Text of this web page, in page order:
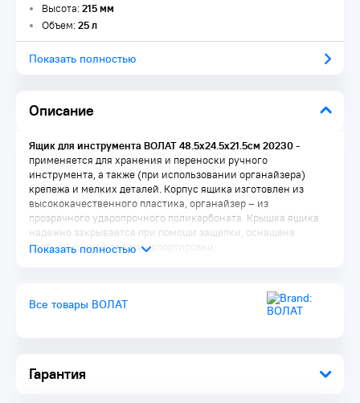
Описание
Гарантия
Высота:215 мм
Объем:25 л
Показать полностью
Ящик для инструмента ВОЛАТ 48.5х24.5х21.5см 20230-
применяется для хранения и переноски ручного
инструмента, а также (при использовании органайзера)
крепежа и мелких деталей. Корпус ящика изготовлен из
высококачественного пластика, органайзер – из
прозрачного ударопрочного поликарбоната. Крышка ящика
надежно закрывается при помощи защелки, оснащена
удобной ручкой для транспортировки.
Все товары ВОЛАТ